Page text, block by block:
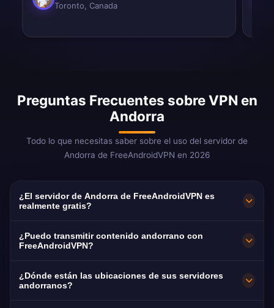
Toronto, Canada
Preguntas Frecuentes sobre VPN en
Andorra
Todo lo que necesitas saber sobre el uso del servidor de
Andorra de FreeAndroidVPN en 2026
¿El servidor de Andorra de FreeAndroidVPN es
realmente gratis?
es 100% gratis sin costos ocultos.
en Andorra la Vella sin ningún pago. Muy
¿Puedo transmitir contenido andorrano con
FreeAndroidVPN?
Nuestra VPN de Andorra está optimizada para
ATV y servicios digitales locales con
¿Dónde están las ubicaciones de sus servidores
andorranos?